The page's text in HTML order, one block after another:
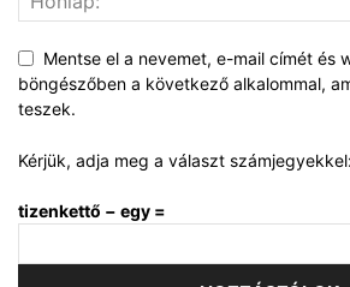
Mentse el a nevemet, e-mail címét és
böngészőben a következő alkalommal,
teszek.
Kérjük, adja meg a választ számjegyekkel:
tizenkettő − egy =